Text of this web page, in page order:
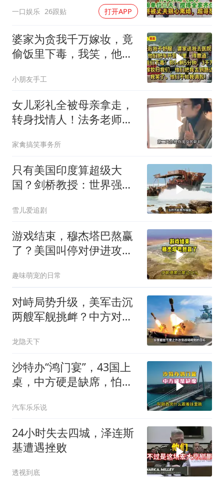
一口娱乐 26跟贴 打开APP
婆家为贪我千万嫁妆，竟
偷饭里下毒，我笑，他们
小朋友手工
女儿彩礼全被母亲拿走，
转身找情人！法务老师硬
家禽搞笑事务所
只有美国印度算超级大
国？剑桥教授：世界强国
雪儿爱追剧
游戏结束，穆杰塔巴熬赢
了？美国叫停对伊进攻，
趣味萌宠的日常
对峙局势升级，美军击沉
两艘军舰挑衅？中方对美
龙隐天下
沙特办“鸿门宴”，43国上
桌，中方硬是缺席，怕得
汽车乐乐说
24小时失去四城，泽连斯
基遭遇挫败
透视到底